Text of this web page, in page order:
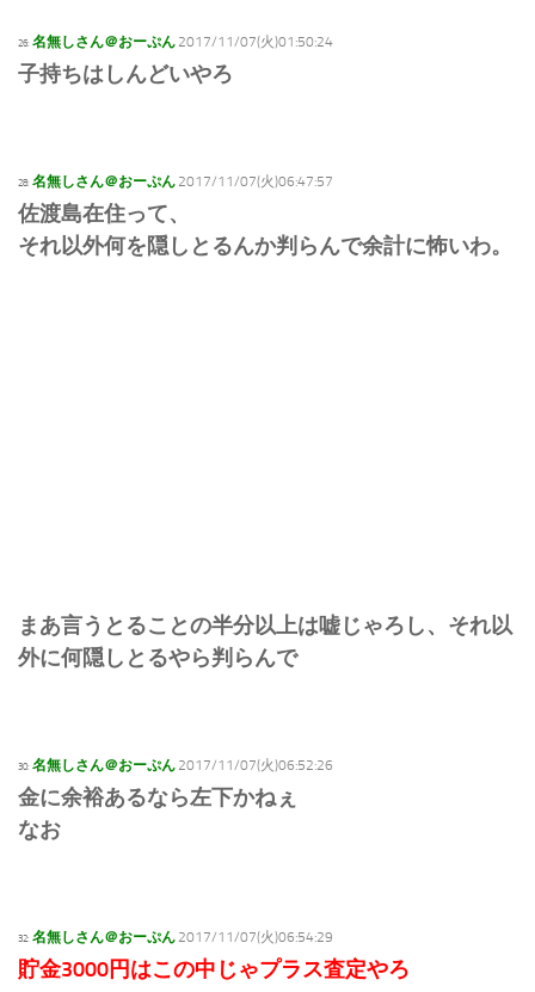
26: 名無しさん＠おーぷん 2017/11/07(火)01:50:24
子持ちはしんどいやろ
28: 名無しさん＠おーぷん 2017/11/07(火)06:47:57
佐渡島在住って、
それ以外何を隠しとるんか判らんで余計に怖いわ。
まあ言うとることの半分以上は嘘じゃろし、それ以
外に何隠しとるやら判らんで
30: 名無しさん＠おーぷん 2017/11/07(火)06:52:26
金に余裕あるなら左下かねぇ
なお
32: 名無しさん＠おーぷん 2017/11/07(火)06:54:29
貯金3000円はこの中じゃプラス査定やろ